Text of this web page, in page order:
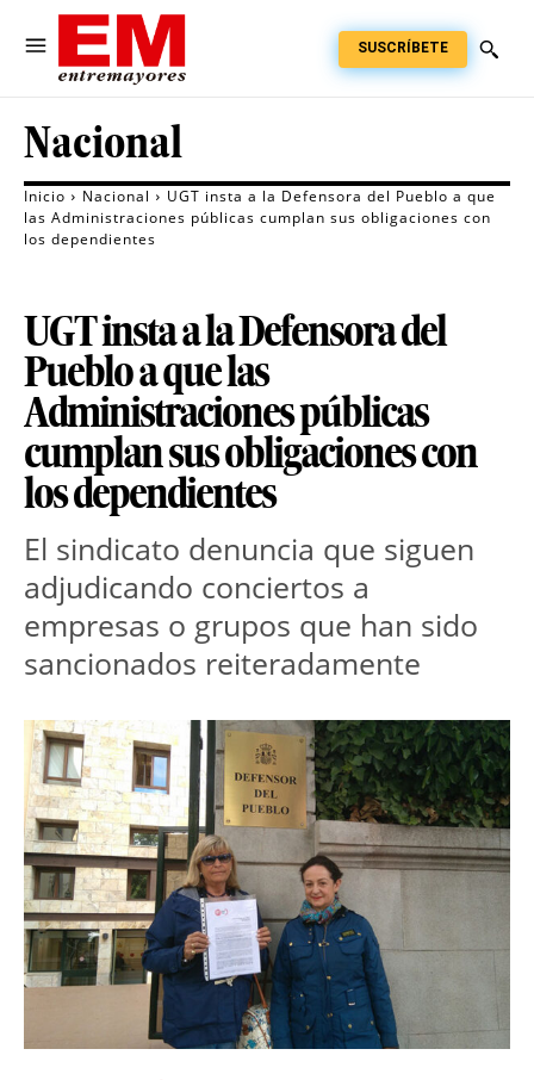
SUSCRÍBETE
Nacional
Inicio Nacional
UGT insta a la Defensora del Pueblo a que
las Administraciones públicas cumplan sus obligaciones con
los dependientes
UGT insta a la Defensora del
Pueblo a que las
Administraciones públicas
cumplan sus obligaciones con
los dependientes
El sindicato denuncia que siguen
adjudicando conciertos a
empresas o grupos que han sido
sancionados reiteradamente